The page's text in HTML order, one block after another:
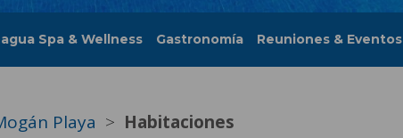
Spa & Wellness Gastronomía Reuniones & Eventos
Playa Habitaciones